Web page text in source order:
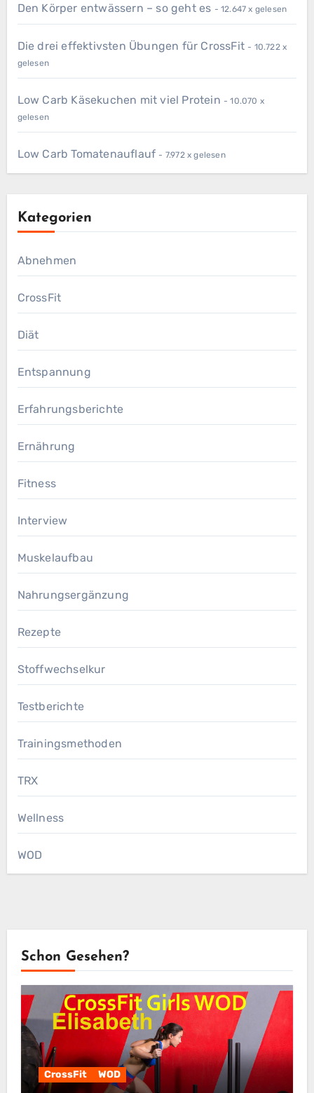
Den Körper entwässern – so geht es - 12.647 x gelesen
Die drei effektivsten Übungen für CrossFit - 10.722 x
gelesen
Low Carb Käsekuchen mit viel Protein - 10.070 x
gelesen
Low Carb Tomatenauflauf - 7.972 x gelesen
Kategorien
Abnehmen
CrossFit
Diät
Entspannung
Erfahrungsberichte
Ernährung
Fitness
Interview
Muskelaufbau
Nahrungsergänzung
Rezepte
Stoffwechselkur
Testberichte
Trainingsmethoden
TRX
Wellness
WOD
Schon Gesehen?
CrossFit WOD